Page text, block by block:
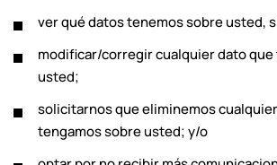
ver qué datos tenemos sobre usted,
modificar/corregir cualquier dato
usted;
solicitarnos que eliminemos
tengamos sobre usted; y/o